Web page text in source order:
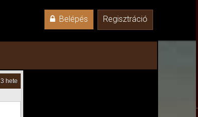
Belépés Regisztráció
3 hete